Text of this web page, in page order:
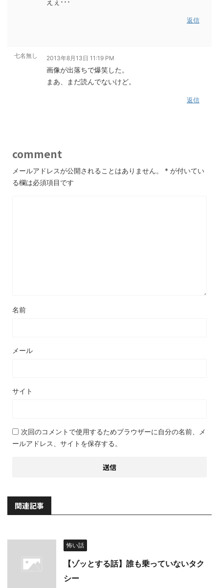
返信
七名無し 2013年8月13日 11:19 PM
画像が出落ちで爆笑した。
まあ、まだ読んでないけど。
返信
comment
メールアドレスが公開されることはありません。 * が付いてい
る欄は必須項目です
名前
メール
サイト
次回のコメントで使用するためブラウザーに自分の名前、メ
ールアドレス、サイトを保存する。
関連記事
怖い話
【ゾッとする話】誰も乗っていないタク
シー